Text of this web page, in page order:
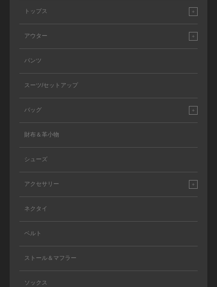
トップス
アウター
パンツ
スーツ/セットアップ
バッグ
財布＆革小物
シューズ
アクセサリー
ネクタイ
ベルト
ストール＆マフラー
ソックス